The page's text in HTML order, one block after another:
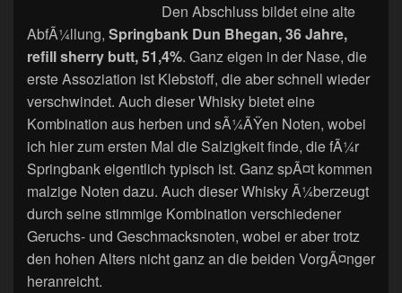
Den Abschluss bildet eine alte
AbfÃ¼llung, Springbank Dun Bhegan, 36 Jahre,
refill sherry butt, 51,4%. Ganz eigen in der Nase, die
erste Assoziation ist Klebstoff, die aber schnell wieder
verschwindet. Auch dieser Whisky bietet eine
Kombination aus herben und sÃ¼ÃŸen Noten, wobei
ich hier zum ersten Mal die Salzigkeit finde, die fÃ¼r
Springbank eigentlich typisch ist. Ganz spÃ¤t kommen
malzige Noten dazu. Auch dieser Whisky Ã¼berzeugt
durch seine stimmige Kombination verschiedener
Geruchs- und Geschmacksnoten, wobei er aber trotz
den hohen Alters nicht ganz an die beiden VorgÃ¤nger
heranreicht.